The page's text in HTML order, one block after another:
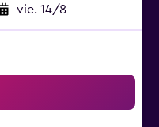
vie. 14/8